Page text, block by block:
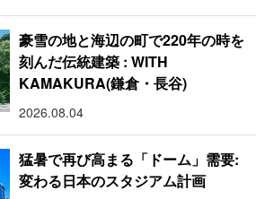
豪雪の地と海辺の町で220年の時を
刻んだ伝統建築 : WITH
KAMAKURA(鎌倉・長谷)
2026.08.04
猛暑で再び高まる「ドーム」需要:
変わる日本のスタジアム計画